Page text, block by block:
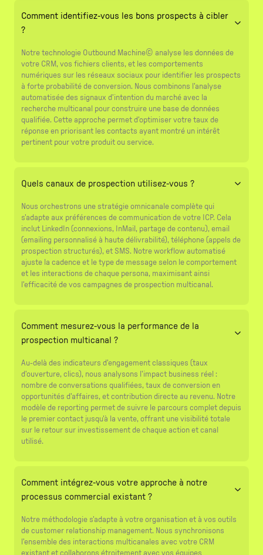
Comment identifiez-vous les bons prospects à cibler
?
Notre technologie Outbound Machine© analyse les données de
votre CRM, vos fichiers clients, et les comportements
numériques sur les réseaux sociaux pour identifier les prospects
à forte probabilité de conversion. Nous combinons l'analyse
automatisée des signaux d'intention du marché avec la
recherche multicanal pour construire une base de données
qualifiée. Cette approche permet d'optimiser votre taux de
réponse en priorisant les contacts ayant montré un intérêt
pertinent pour votre produit ou service.
Quels canaux de prospection utilisez-vous ?
Nous orchestrons une stratégie omnicanale complète qui
s'adapte aux préférences de communication de votre ICP. Cela
inclut LinkedIn (connexions, InMail, partage de contenu), email
(emailing personnalisé à haute délivrabilité), téléphone (appels de
prospection structurés), et SMS. Notre workflow automatisé
ajuste la cadence et le type de message selon le comportement
et les interactions de chaque persona, maximisant ainsi
l'efficacité de vos campagnes de prospection multicanal.
Comment mesurez-vous la performance de la
prospection multicanal ?
Au-delà des indicateurs d'engagement classiques (taux
d'ouverture, clics), nous analysons l'impact business réel :
nombre de conversations qualifiées, taux de conversion en
opportunités d'affaires, et contribution directe au revenu. Notre
modèle de reporting permet de suivre le parcours complet depuis
le premier contact jusqu'à la vente, offrant une visibilité totale
sur le retour sur investissement de chaque action et canal
utilisé.
Comment intégrez-vous votre approche à notre
processus commercial existant ?
Notre méthodologie s'adapte à votre organisation et à vos outils
de customer relationship management. Nous synchronisons
l'ensemble des interactions multicanales avec votre CRM
existant et collaborons étroitement avec vos équipes